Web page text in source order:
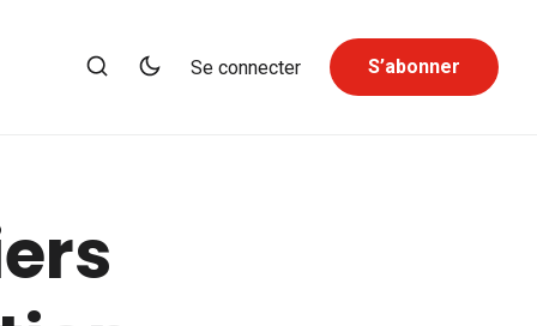
Se connecter S’abonner